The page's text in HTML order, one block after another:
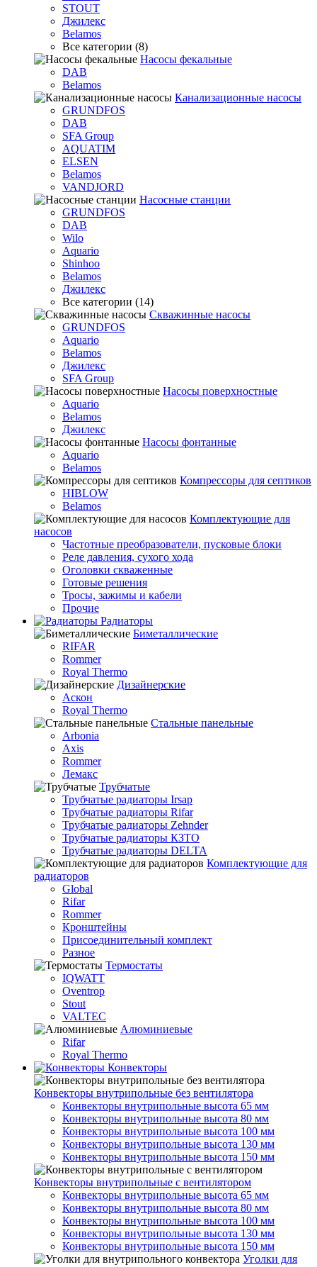
STOUT
Джилекс
Belamos
Все категории (8)
Насосы фекальные
DAB
Belamos
Канализационные насосы
GRUNDFOS
DAB
SFA Group
AQUATIM
ELSEN
Belamos
VANDJORD
Насосные станции
GRUNDFOS
DAB
Wilo
Aquario
Shinhoo
Belamos
Джилекс
Все категории (14)
Скважинные насосы
GRUNDFOS
Aquario
Belamos
Джилекс
SFA Group
Насосы поверхностные
Aquario
Belamos
Джилекс
Насосы фонтанные
Aquario
Belamos
Компрессоры для септиков
HIBLOW
Belamos
Комплектующие для
насосов
Частотные преобразователи, пусковые блоки
Реле давления, сухого хода
Оголовки скваженные
Готовые решения
Тросы, зажимы и кабели
Прочие
Радиаторы
Биметаллические
RIFAR
Rommer
Royal Thermo
Дизайнерские
Аскон
Royal Thermo
Стальные панельные
Arbonia
Axis
Rommer
Лемакс
Трубчатые
Трубчатые радиаторы Irsap
Трубчатые радиаторы Rifar
Трубчатые радиаторы Zehnder
Трубчатые радиаторы КЗТО
Трубчатые радиаторы DELTA
Комплектующие для
радиаторов
Global
Rifar
Rommer
Кронштейны
Присоединительный комплект
Разное
Термостаты
IQWATT
Oventrop
Stout
VALTEC
Алюминиевые
Rifar
Royal Thermo
Конвекторы
Конвекторы внутрипольные без вентилятора
Конвекторы внутрипольные высота 65 мм
Конвекторы внутрипольные высота 80 мм
Конвекторы внутрипольные высота 100 мм
Конвекторы внутрипольные высота 130 мм
Конвекторы внутрипольные высота 150 мм
Конвекторы внутрипольные с вентилятором
Конвекторы внутрипольные высота 65 мм
Конвекторы внутрипольные высота 80 мм
Конвекторы внутрипольные высота 100 мм
Конвекторы внутрипольные высота 130 мм
Конвекторы внутрипольные высота 150 мм
Уголки для